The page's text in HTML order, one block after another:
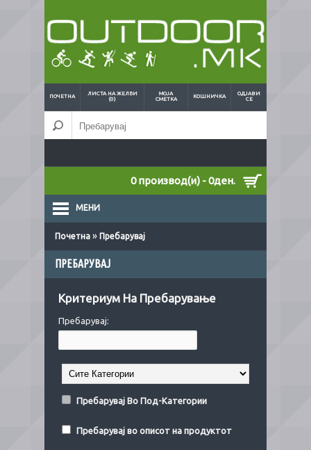
ПОЧЕТНА
ЛИСТА НА ЖЕЛБИ
(0)
МОЈА
СМЕТКА
КОШНИЧКА
ОДЈАВИ
СЕ
0 производ(и) - 0ден.
МЕНИ
Почетна » Пребарувај
ПРЕБАРУВАЈ
Критериум На Пребарување
Пребарувај:
Пребарувај Во Под-Категории
Пребарувај во описот на продуктот